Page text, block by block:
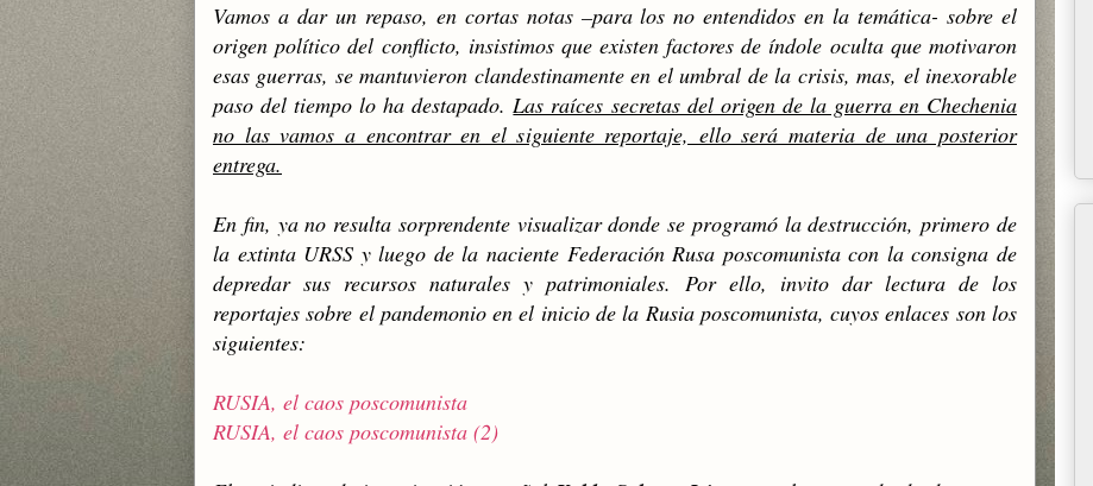
Vamos a dar un repaso, en cortas notas –para los no entendidos en la temática- sobre el
origen político del conflicto, insistimos que existen factores de índole oculta que motivaron
esas guerras, se mantuvieron clandestinamente en el umbral de la crisis, mas, el inexorable
paso del tiempo lo ha destapado.Las raíces secretas del origen de la guerra en Chechenia
no las vamos a encontrar en el siguiente reportaje, ello será materia de una posterior
entrega.
En fin, ya no resulta sorprendente visualizar donde se programó la destrucción, primero de
la extinta URSS y luego de la naciente Federación Rusa poscomunista con la consigna de
depredar sus recursos naturales y patrimoniales. Por ello, invito dar lectura de los
reportajes sobre el pandemonio en el inicio de la Rusia poscomunista, cuyos enlaces son los
siguientes:
RUSIA, el caos poscomunista
RUSIA, el caos poscomunista (2)